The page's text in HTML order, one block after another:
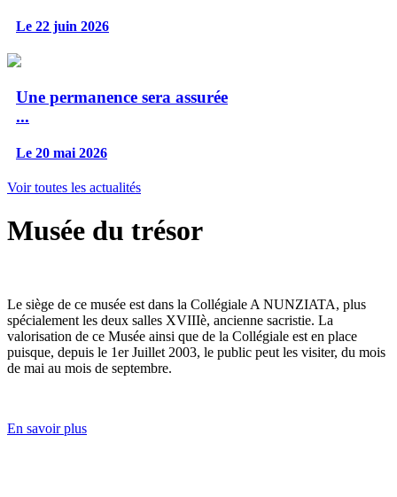
Le 22 juin 2026
Une permanence sera assurée
...
Le 20 mai 2026
Voir toutes les actualités
Musée du trésor
Le siège de ce musée est dans la Collégiale A NUNZIATA, plus
spécialement les deux salles XVIIIè, ancienne sacristie. La
valorisation de ce Musée ainsi que de la Collégiale est en place
puisque, depuis le 1er Juillet 2003, le public peut les visiter, du mois
de mai au mois de septembre.
En savoir plus